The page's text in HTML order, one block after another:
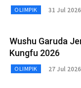
OLIMPIK 31 Jul 2026
Wushu Garuda
Kungfu 2026
OLIMPIK 27 Jul 2026